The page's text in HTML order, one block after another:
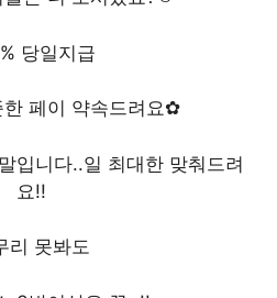
당일지급
한 페이 약속드려요✿
입니다..일 최대한 맞춰드려
요!!
리 못봐도